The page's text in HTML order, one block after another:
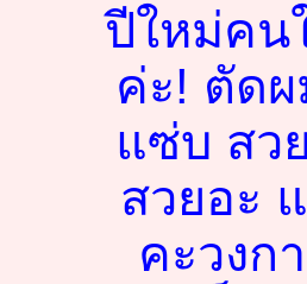
ปีใหม่คน
ค่ะ! ตัด
แซ่บ สว
สวยอะ
คะวงก